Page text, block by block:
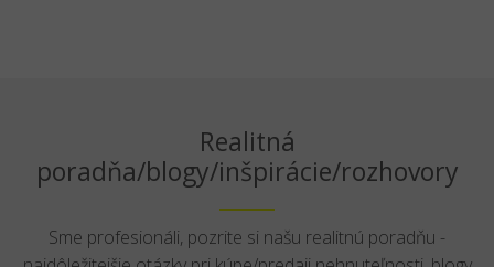
Realitná
poradňa/blogy/inšpirácie/rozhovory
Sme profesionáli, pozrite si našu realitnú poradňu -